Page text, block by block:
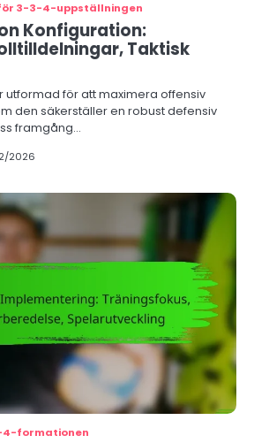
3-3-4-uppställningen
Konfiguration:
Taktisk
för att maximera offensiv
den säkerställer en robust defensiv
framgång…
2026
4-formationen